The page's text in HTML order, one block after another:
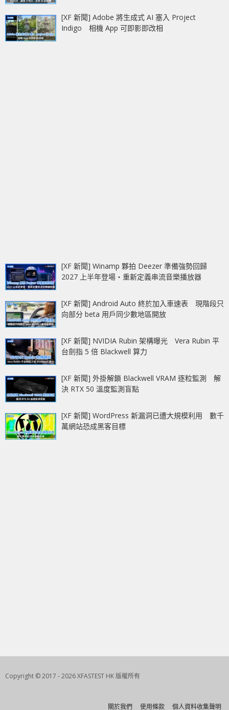
[XF 新聞] Adobe 將生成式 AI 塞入 Project
Indigo 相機 App 可即影即改相
[XF 新聞] Winamp 夥拍 Deezer 準備強勢回歸
2027 上半年登場‧重新定義串流音樂播放器
[XF 新聞] Android Auto 終於加入車速表 現階段只
向部分 beta 用戶同少數地區開放
[XF 新聞] NVIDIA Rubin 架構曝光 Vera Rubin 平
台劍指 5 倍 Blackwell 算力
[XF 新聞] 外掛解鎖 Blackwell VRAM 逐粒監測 解
決 RTX 50 溫度監測盲點
[XF 新聞] WordPress 新漏洞已遭大規模利用 數千
萬網站恐成黑客目標
Copyright © 2017 - 2026 XFASTEST HK 版權所有
關於我們 使用條款 個人資料收集聲明